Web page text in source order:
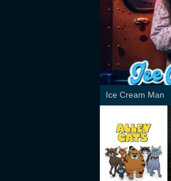
Ice Cream Man